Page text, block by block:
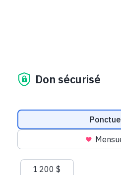
Don sécurisé
Fréquence des dons
Suggestions de montants
1 200 $